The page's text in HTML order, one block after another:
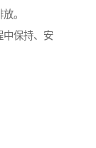
。
中保持、安